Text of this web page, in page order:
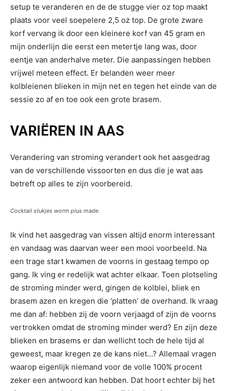
setup te veranderen en de de stugge vier oz top maakt
plaats voor veel soepelere 2,5 oz top. De grote zware
korf vervang ik door een kleinere korf van 45 gram en
mijn onderlijn die eerst een metertje lang was, door
eentje van anderhalve meter. Die aanpassingen hebben
vrijwel meteen effect. Er belanden weer meer
kolbleienen blieken in mijn net en tegen het einde van de
sessie zo af en toe ook een grote brasem.
VARIËREN IN AAS
Verandering van stroming verandert ook het aasgedrag
van de verschillende vissoorten en dus die je wat aas
betreft op alles te zijn voorbereid.
Cocktail stukjes worm plus made.
Ik vind het aasgedrag van vissen altijd enorm interessant
en vandaag was daarvan weer een mooi voorbeeld. Na
een trage start kwamen de voorns in gestaag tempo op
gang. Ik ving er redelijk wat achter elkaar. Toen plotseling
de stroming minder werd, gingen de kolblei, bliek en
brasem azen en kregen die ‘platten’ de overhand. Ik vraag
me dan af: hebben zij de voorn verjaagd of zijn de voorns
vertrokken omdat de stroming minder werd? En zijn deze
blieken en brasems er dan wellicht toch de hele tijd al
geweest, maar kregen ze de kans niet…? Allemaal vragen
waarop eigenlijk niemand voor de volle 100% procent
zeker een antwoord kan hebben. Dat hoort echter bij het